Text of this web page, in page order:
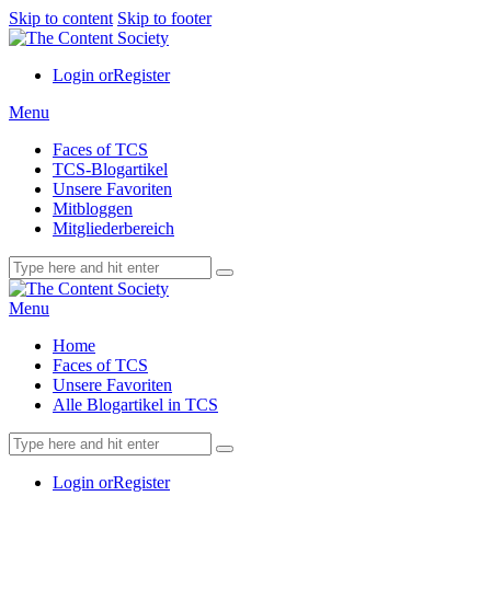
Skip to content Skip to footer
Login orRegister
Menu
Faces of TCS
TCS-Blogartikel
Unsere Favoriten
Mitbloggen
Mitgliederbereich
Menu
Home
Faces of TCS
Unsere Favoriten
Alle Blogartikel in TCS
Login orRegister